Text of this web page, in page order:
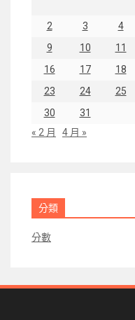
2
3 4
9
10 11
16
17 18
23
24 25
30
31
« 2 月
4 月 »
分類
分數